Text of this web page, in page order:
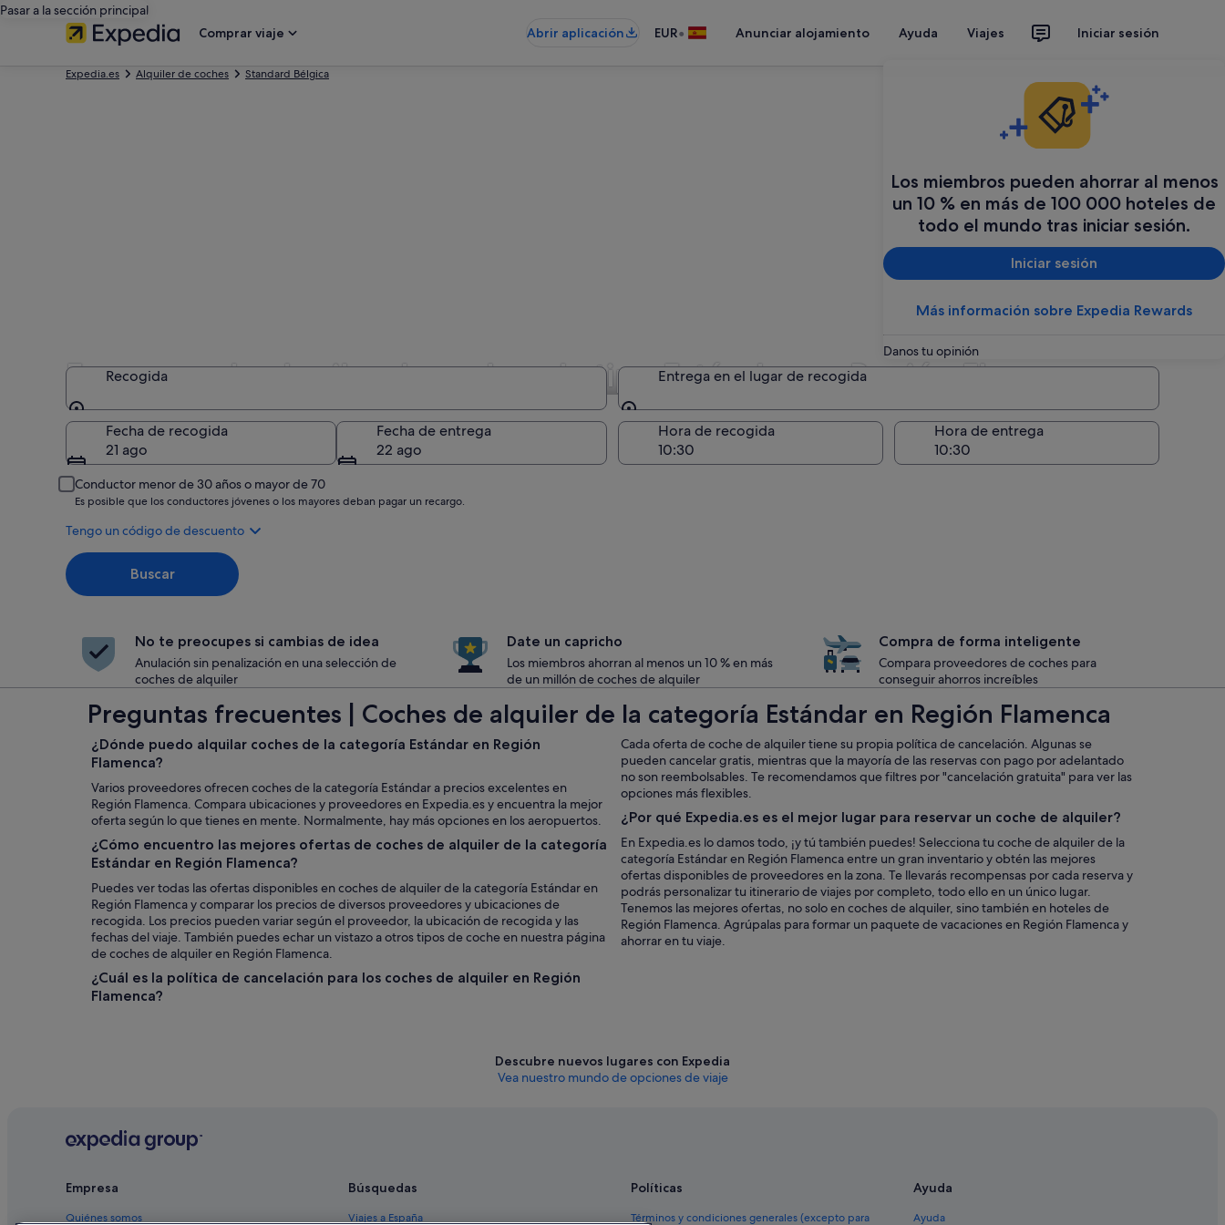
Pasar a la sección principal
Comprar viaje
Abrir aplicación EUR• Anunciar alojamiento Ayuda Viajes Iniciar sesión
Los miembros pueden ahorrar al menos
un 10 % en más de 100 000 hoteles de
todo el mundo tras iniciar sesión.
Iniciar sesión
Más información sobre Expedia Rewards
Danos tu opinión
Expedia.es Alquiler de coches Standard Bélgica
Empresas de alquiler de coches de tipo Estándar en Región Flamenca
Recogida
Recogida
Entrega en el lugar de recogida
Entrega en el lugar de recogida
Fecha de recogida
21 ago
Fecha de entrega
22 ago
Hora de recogida Hora de entrega
Conductor menor de 30 años o mayor de 70
Es posible que los conductores jóvenes o los mayores deban pagar un recargo.
Tengo un código de descuento
Buscar
No te preocupes si cambias de idea
Anulación sin penalización en una selección de
coches de alquiler
Date un capricho
Los miembros ahorran al menos un 10 % en más
de un millón de coches de alquiler
Compra de forma inteligente
Compara proveedores de coches para
conseguir ahorros increíbles
Preguntas frecuentes | Coches de alquiler de la categoría Estándar en Región Flamenca
¿Dónde puedo alquilar coches de la categoría Estándar en Región
Flamenca?
Varios proveedores ofrecen coches de la categoría Estándar a precios excelentes en
Región Flamenca. Compara ubicaciones y proveedores en Expedia.es y encuentra la mejor
oferta según lo que tienes en mente. Normalmente, hay más opciones en los aeropuertos.
¿Cómo encuentro las mejores ofertas de coches de alquiler de la categoría
Estándar en Región Flamenca?
Puedes ver todas las ofertas disponibles en coches de alquiler de la categoría Estándar en
Región Flamenca y comparar los precios de diversos proveedores y ubicaciones de
recogida. Los precios pueden variar según el proveedor, la ubicación de recogida y las
fechas del viaje. También puedes echar un vistazo a otros tipos de coche en nuestra página
de coches de alquiler en Región Flamenca.
¿Cuál es la política de cancelación para los coches de alquiler en Región
Flamenca?
Cada oferta de coche de alquiler tiene su propia política de cancelación. Algunas se
pueden cancelar gratis, mientras que la mayoría de las reservas con pago por adelantado
no son reembolsables. Te recomendamos que filtres por "cancelación gratuita" para ver las
opciones más flexibles.
¿Por qué Expedia.es es el mejor lugar para reservar un coche de alquiler?
En Expedia.es lo damos todo, ¡y tú también puedes! Selecciona tu coche de alquiler de la
categoría Estándar en Región Flamenca entre un gran inventario y obtén las mejores
ofertas disponibles de proveedores en la zona. Te llevarás recompensas por cada reserva y
podrás personalizar tu itinerario de viajes por completo, todo ello en un único lugar.
Tenemos las mejores ofertas, no solo en coches de alquiler, sino también en hoteles de
Región Flamenca. Agrúpalas para formar un paquete de vacaciones en Región Flamenca y
ahorrar en tu viaje.
Descubre nuevos lugares con Expedia
Vea nuestro mundo de opciones de viaje
Empresa
Quiénes somos
Búsquedas
Viajes a España
Políticas
Términos y condiciones generales (excepto para
Ayuda
Ayuda